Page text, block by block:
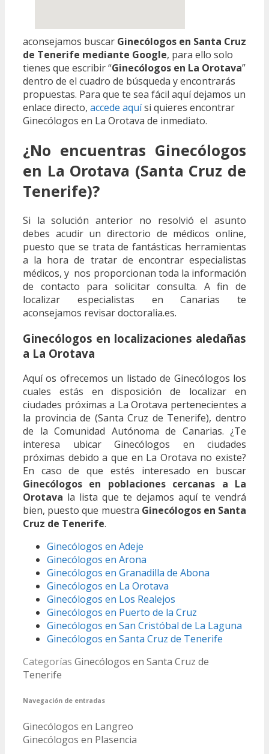
aconsejamos buscar Ginecólogos en Santa Cruz
de Tenerife mediante Google, para ello solo
tienes que escribir “Ginecólogos en La Orotava”
dentro de el cuadro de búsqueda y encontrarás
propuestas. Para que te sea fácil aquí dejamos un
enlace directo, accede aquísi quieres encontrar
Ginecólogos en La Orotava de inmediato.
¿No encuentras Ginecólogos
en La Orotava (Santa Cruz de
Tenerife)?
Si la solución anterior no resolvió el asunto
debes acudir un directorio de médicos online,
puesto que se trata de fantásticas herramientas
a la hora de tratar de encontrar especialistas
médicos, y nos proporcionan toda la información
de contacto para solicitar consulta. A fin de
localizar especialistas en Canarias te
aconsejamos revisar doctoralia.es.
Ginecólogos en localizaciones aledañas
a La Orotava
Aquí os ofrecemos un listado de Ginecólogos los
cuales estás en disposición de localizar en
ciudades próximas a La Orotava pertenecientes a
la provincia de (Santa Cruz de Tenerife), dentro
de la Comunidad Autónoma de Canarias. ¿Te
interesa ubicar Ginecólogos en ciudades
próximas debido a que en La Orotava no existe?
En caso de que estés interesado en buscar
Ginecólogos en poblaciones cercanas a La
Orotava la lista que te dejamos aquí te vendrá
bien, puesto que muestra Ginecólogos en Santa
Cruz de Tenerife.
Ginecólogos en Adeje
Ginecólogos en Arona
Ginecólogos en Granadilla de Abona
Ginecólogos en La Orotava
Ginecólogos en Los Realejos
Ginecólogos en Puerto de la Cruz
Ginecólogos en San Cristóbal de La Laguna
Ginecólogos en Santa Cruz de Tenerife
Categorías Ginecólogos en Santa Cruz de
Tenerife
Navegación de entradas
Ginecólogos en Langreo
Ginecólogos en Plasencia